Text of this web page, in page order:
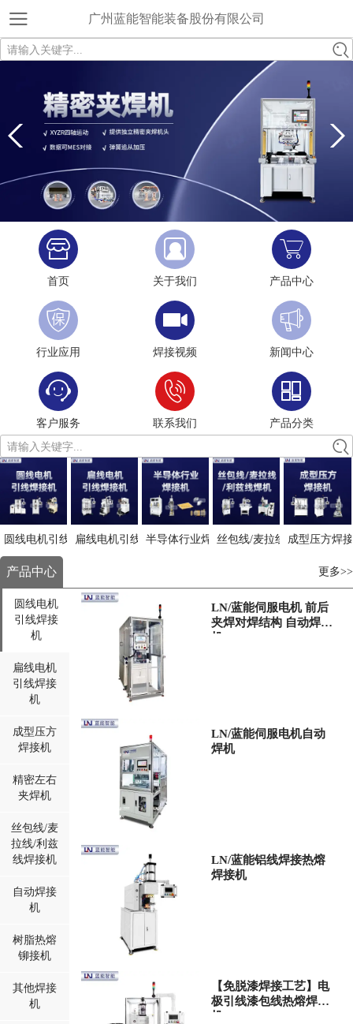
广州蓝能智能装备股份有限公司
请输入关键字...
首页 关于我们 产品中心
行业应用 焊接视频 新闻中心
客户服务 联系我们
产品分类
请输入关键字...
圆线电机引线焊接扁线电机引线焊接半导体行业焊接机丝包线/麦拉线/利兹线焊接
成型压方焊
产品中心 更多>>
圆线电机
引线焊接
机
扁线电机
引线焊接
机
成型压方
焊接机
精密左右
夹焊机
丝包线/麦
拉线/利兹
线焊接机
自动焊接
机
树脂热熔
铆接机
其他焊接
机
LN/蓝能伺服电机 前后
夹焊对焊结构 自动焊接
机
LN/蓝能伺服电机自动
焊机
LN/蓝能铝线焊接热熔
焊接机
【免脱漆焊接工艺】电
极引线漆包线热熔焊接
机